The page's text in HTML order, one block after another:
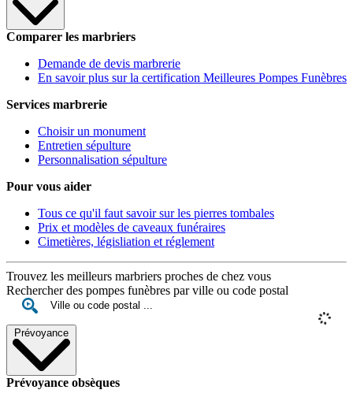
Comparer les marbriers
Demande de devis marbrerie
En savoir plus sur la certification Meilleures Pompes Funèbres
Services marbrerie
Choisir un monument
Entretien sépulture
Personnalisation sépulture
Pour vous aider
Tous ce qu'il faut savoir sur les pierres tombales
Prix et modèles de caveaux funéraires
Cimetières, législiation et réglement
Trouvez les meilleurs marbriers proches de chez vous
Rechercher des pompes funèbres par ville ou code postal
Prévoyance
Prévoyance obsèques